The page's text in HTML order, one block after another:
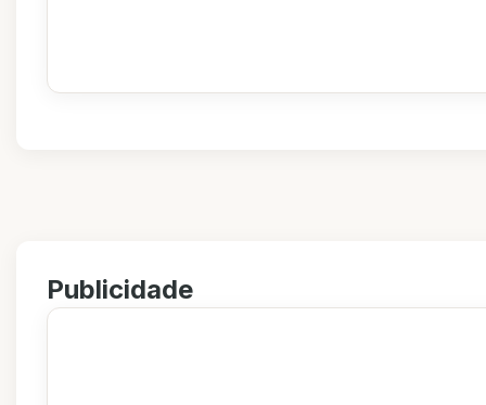
Publicidade